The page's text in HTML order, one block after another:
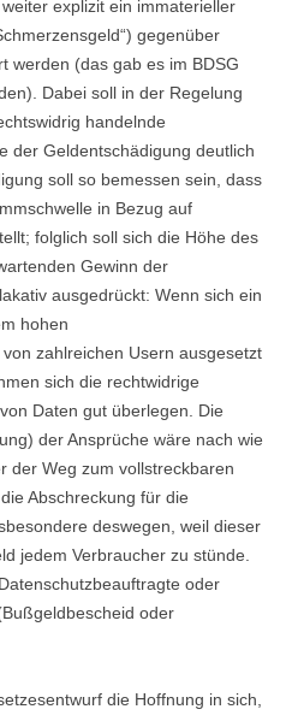
explizit ein immaterieller
gegenüber
werden (das gab es im BDSG
Dabei soll in der Regelung
handelnde
der Geldentschädigung deutlich
soll so bemessen sein, dass
in Bezug auf
folglich soll sich die Höhe des
Gewinn der
ausgedrückt: Wenn sich ein
hohen
zahlreichen Usern ausgesetzt
sich die rechtwidrige
Daten gut überlegen. Die
der Ansprüche wäre nach wie
der Weg zum vollstreckbaren
Abschreckung für die
deswegen, weil dieser
jedem Verbraucher zu stünde.
oder
oder
die Hoffnung in sich,